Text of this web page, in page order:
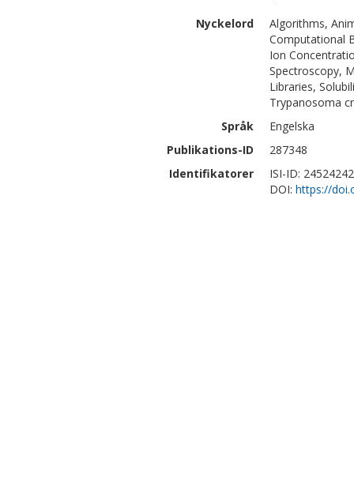
Nyckelord
Algorithms,
Computational
Ion
Spectroscopy,
Libraries,
Trypanosoma
Språk
Engelska
Publikations-ID
287348
Identifikatorer
ISI-ID: 24524242
DOI: https://